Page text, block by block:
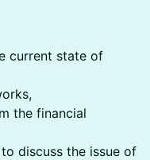
current state of
the financial
discuss the issue of